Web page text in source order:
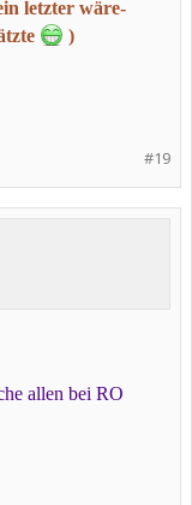
letzter wäre-
)
#19
allen bei RO